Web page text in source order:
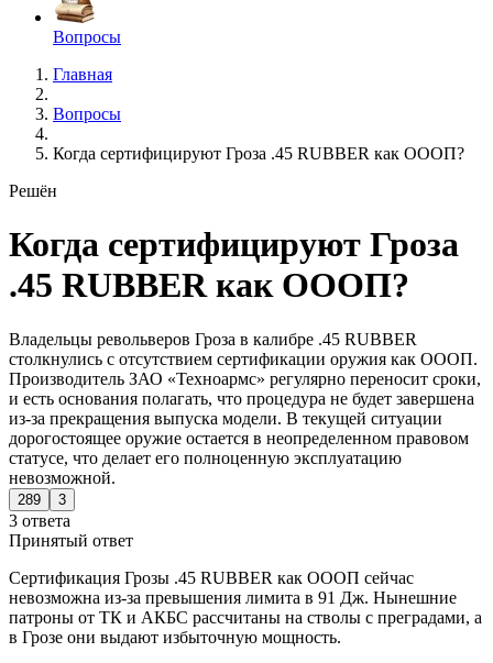
Вопросы
Главная
Вопросы
Когда сертифицируют Гроза .45 RUBBER как ОООП?
Решён
Когда сертифицируют Гроза
.45 RUBBER как ОООП?
Владельцы револьверов Гроза в калибре .45 RUBBER
столкнулись с отсутствием сертификации оружия как ОООП.
Производитель ЗАО «Техноармс» регулярно переносит сроки,
и есть основания полагать, что процедура не будет завершена
из-за прекращения выпуска модели. В текущей ситуации
дорогостоящее оружие остается в неопределенном правовом
статусе, что делает его полноценную эксплуатацию
невозможной.
289 3
3 ответа
Принятый ответ
Сертификация Грозы .45 RUBBER как ОООП сейчас
невозможна из-за превышения лимита в 91 Дж. Нынешние
патроны от ТК и АКБС рассчитаны на стволы с преградами, а
в Грозе они выдают избыточную мощность.